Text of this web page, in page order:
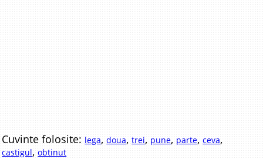
Cuvinte folosite: lega,doua,trei, pune, parte,ceva,
castigul,obtinut